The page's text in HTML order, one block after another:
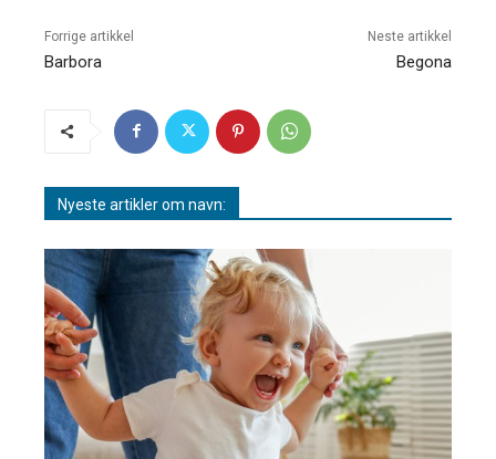
Forrige artikkel
Barbora
Neste artikkel
Begona
Nyeste artikler om navn: